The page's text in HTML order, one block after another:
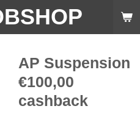
BSHOP
AP Suspension
€100,00
cashback